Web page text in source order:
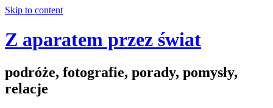
Skip to content
Z aparatem przez świat
podróże, fotografie, porady, pomysły,
relacje